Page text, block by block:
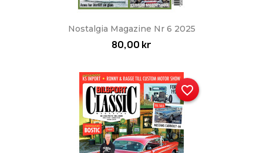
Nostalgia Magazine Nr 6 2025
80,00 kr
favorite_border